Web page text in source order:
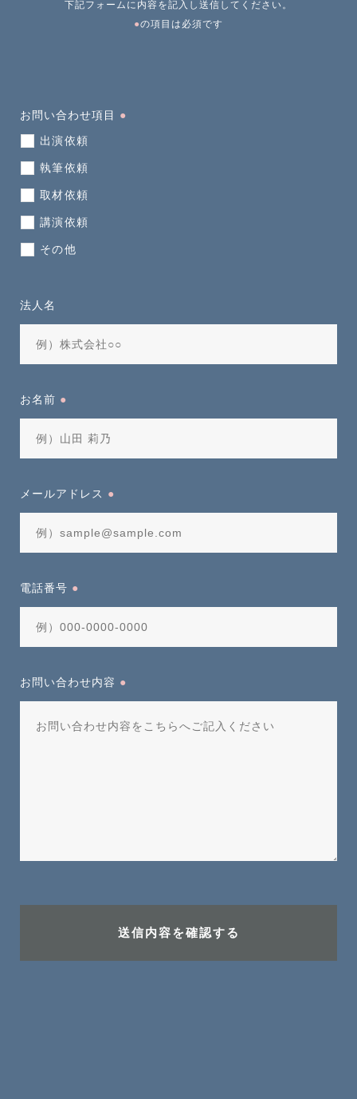
下記フォームに内容を記入し送信してください。
●の項目は必須です
お問い合わせ項目
●
出演依頼
執筆依頼
取材依頼
講演依頼
その他
法人名
お名前 ●
メールアドレス ●
電話番号 ●
お問い合わせ内容 ●